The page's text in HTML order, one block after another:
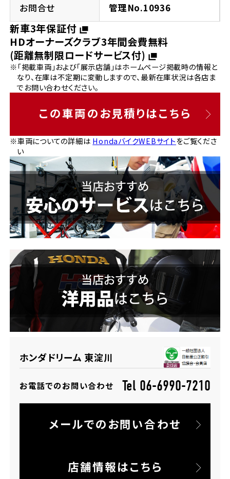
お問合せ 管理No.10936
新車3年保証付
HDオーナーズクラブ3年間会費無料
(距離無制限ロードサービス付)
※「掲載車両」および「展示店舗」はホームページ掲載時の情報と
なり、在庫は不定期に変動しますので、最新在庫状況は各店ま
でお問い合わせください。
この車両のお見積りはこちら
※車両についての詳細は HondaバイクWEBサイトをご覧くださ
い
ホンダドリーム 東淀川
お電話でのお問い合わせ Tel 06-6990-7210
メールでのお問い合わせ
店舗情報はこちら
神奈川県
ホンダドリーム 磯子
ホンダドリーム 横浜都筑
ホンダドリーム 横浜緑
千葉県
ホンダドリーム 船橋
ホンダドリーム 松戸
ホンダドリーム 蘇我
埼玉県
ホンダドリーム 所沢
ホンダドリーム 大宮
岐阜県
ホンダドリーム 岐阜
ホンダドリーム 京都北山
兵庫県
ホンダドリーム 神戸灘
ホンダドリーム 尼崎
ホンダドリーム 姫路
ホンダドリーム 西宮甲子園
奈良県
ホンダドリーム 奈良
香川県
ホンダドリーム 高松
高知県